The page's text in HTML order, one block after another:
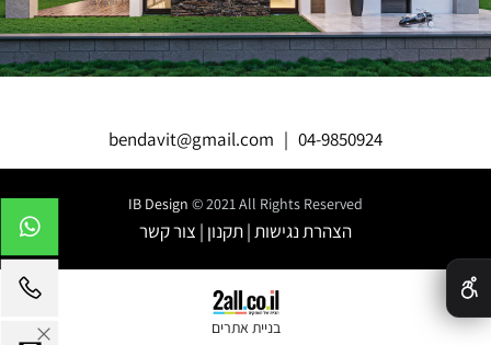
bendavit@gmail.com | 04-9850924
IB Design © 2021 All Rights Reserved
הצהרת נגישות|תקנון | צור קשר
בניית אתרים